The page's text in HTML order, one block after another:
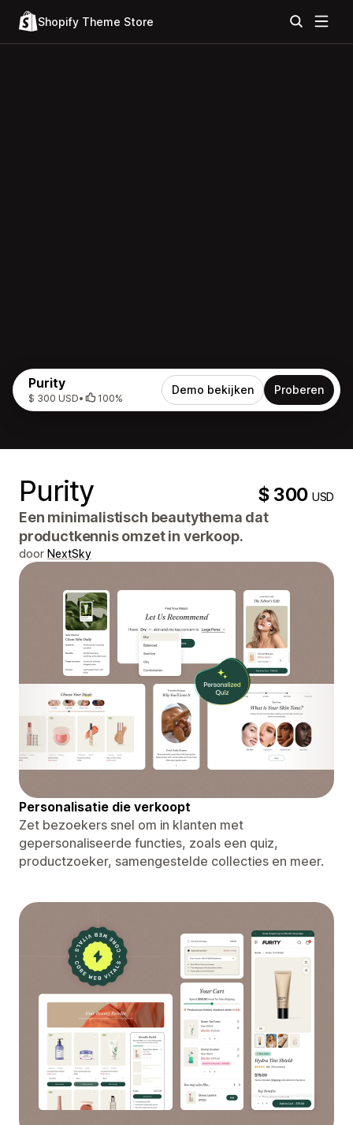
Shopify Theme Store
Purity
$ 300 USD• 100%
Demo bekijken Proberen
Purity $ 300USD
Een minimalistisch beautythema dat
productkennis omzet in verkoop.
door NextSky
Personalisatie die verkoopt
Zet bezoekers snel om in klanten met
gepersonaliseerde functies, zoals een quiz,
productzoeker, samengestelde collecties en meer.